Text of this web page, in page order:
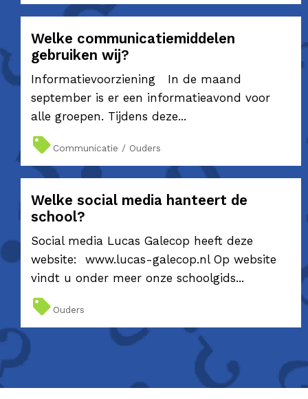
Welke communicatiemiddelen
gebruiken wij?
Informatievoorziening In de maand
september is er een informatieavond voor
alle groepen. Tijdens deze...
Communicatie / Ouders
Welke social media hanteert de
school?
Social media Lucas Galecop heeft deze
website: www.lucas-galecop.nl Op website
vindt u onder meer onze schoolgids...
Ouders